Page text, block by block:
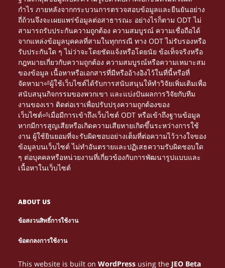
กำไร ภายหลังจากกระบวนการตรวจสอบข้อมูลและยืนยันอย่าง
ถี่ถ้วนจึงจะเผยแพร่ข้อมูลต่อสาธารณะ อย่างไรก็ตาม ODT ไม่
สามารถรับประกันความถูกต้อง ความสมบูรณ์ ความเชื่อถือได้
จากแหล่งข้อมูลบุคคลที่สามในทุกกรณี ทาง ODT ไม่รับรองหรือ
รับประกันใด ๆ ไม่ว่าจะโดยชัดแจ้งหรือโดยนัย ข้อเท็จจริงหรือ
กฎหมายเกี่ยวกับความถูกต้อง ความสมบูรณ์หรือความเหมาะสม
ของข้อมูล เนื้อหาหรือเอกสารที่มีหรืออ้างอิงไว้ในที่นี้หรือที่
จัดหามา⏎ผู้ใช้เว็บไซต์ได้รับการสนับสนุนให้ทำวิจัยเพิ่มเติมเพื่อ
สนับสนุนกิจกรรมของพวกเขา และแบ่งปันผลการวิจัยกับทีม
งานของเรา ติดต่อเราเพื่อปรับปรุงความถูกต้องของ
เว็บไซต์⏎เมื่อมีการเข้าถึงเว็บไซต์ ODT หรือเข้าถึงฐานข้อมูล
หากมีการสูญเสียหรือเกิดความเสียหายเกิดขึ้นระหว่างการใช้
งาน ผู้ใช้ยินยอมที่จะรับผิดชอบอย่างเต็มที่ต่อความไว้วางใจของ
ข้อมูลบนเว็บไซต์ ไม่ทำอันตรายและปฏิเสธความรับผิดชอบใด
ๆ ต่อบุคคลหรือหน่วยงานที่เกี่ยวข้องกับการพัฒนารูปแบบและ
เนื้อหาในเว็บไซต์
ABOUT US
ข้อสงวนสิทธิ์การใช้งาน
NETTIKASINOTtarjoavat loistavia mahdollisuuksia
από τοHTTPS://NEWONLINECASINOS-GR.COM/
grâce au
ข้อตกลงการใช้งาน
BOHATSTVÍ. NAVŠTIVTE LIZAROa užijte si vzrušující
КАЗИНОв которых легко ориентироваться, и
BETGR8has it all!
high odds, exclusive promotions and a clear
This website is built onWordPress using the JEO Beta